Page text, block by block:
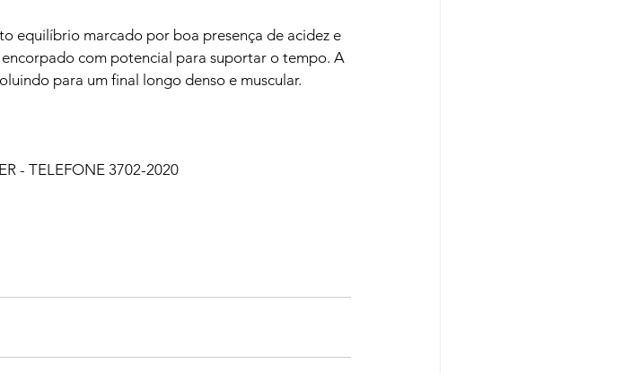
equilíbrio marcado por boa presença de acidez e
com potencial para suportar o tempo. A
para um final longo denso e muscular.
- TELEFONE 3702-2020